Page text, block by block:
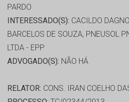
PARDO
INTERESSADO(S): CACILDO
BARCELOS DE SOUZA, PNEUSOL
LTDA - EPP
ADVOGADO(S): NÃO HÁ
RELATOR: CONS. IRAN COELHO